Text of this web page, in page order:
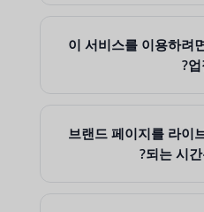
이 서비스를 이용하려
업
브랜드 페이지를 라이
되는 시